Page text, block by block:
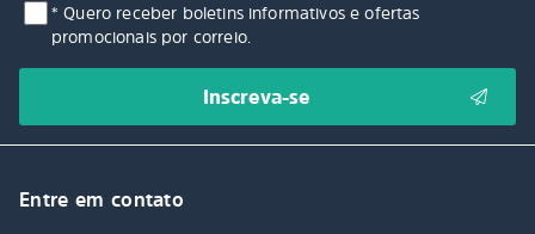
* Quero receber boletins informativos e ofertas
promocionais por correio.
Entre em contato